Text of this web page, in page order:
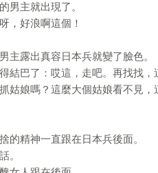
男主就出現了。
，好浪啊這個！
主露出真容日本兵就變了臉色。
結巴了：哎這，走吧。再找找，
姑娘嗎？這麼大個姑娘看不見，
的精神一直跟在日本兵後面。
。